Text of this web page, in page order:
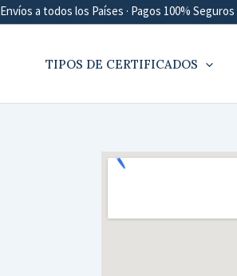
Envíos a todos los Países · Pagos 100% Seguros
TIPOS DE CERTIFICADOS